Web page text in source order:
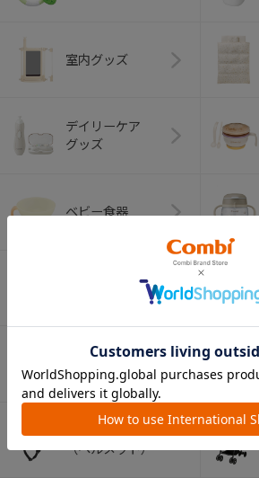
室内グッズ
デイリーケア
グッズ
ベビー食器
おはし・スプー
オーラルケア
（お口のケア）
（ヘルメット）